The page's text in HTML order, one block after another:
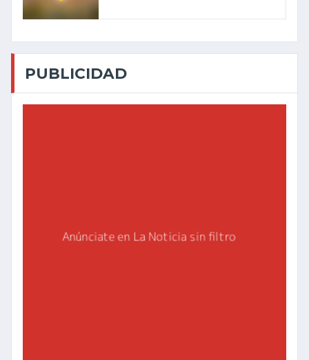
PUBLICIDAD